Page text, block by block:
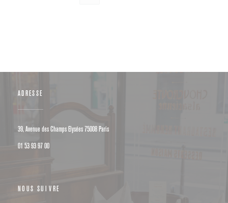
ADRESSE
39, Avenue des Champs Elysées 75008 Paris((ouvre une nouvelle fenêtre))
01 53 93 97 00
NOUS SUIVRE